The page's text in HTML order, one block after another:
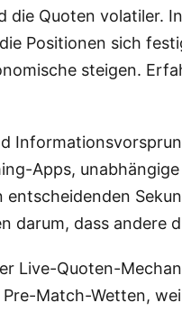
Quoten volatiler.
Positionen sich
steigen.
Apps,
darum, dass
Live-Quoten-
Match-Wetten,